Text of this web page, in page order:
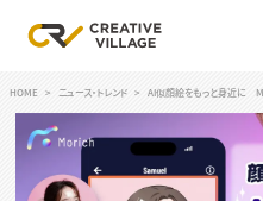
ログイン
HOME ニュース・トレンド AI似顔絵をもっと身近に